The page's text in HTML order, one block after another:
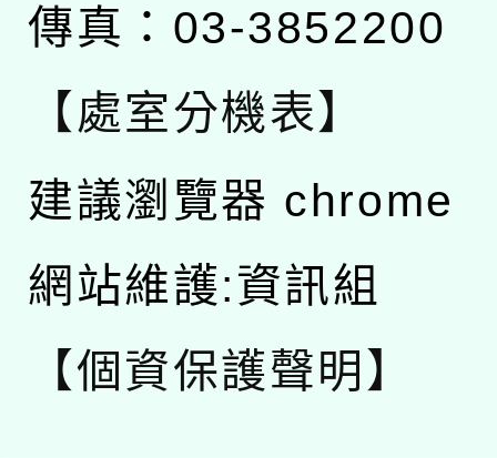
傳真：03-3852200
【處室分機表】
建議瀏覽器 chrome
網站維護:資訊組
【個資保護聲明】